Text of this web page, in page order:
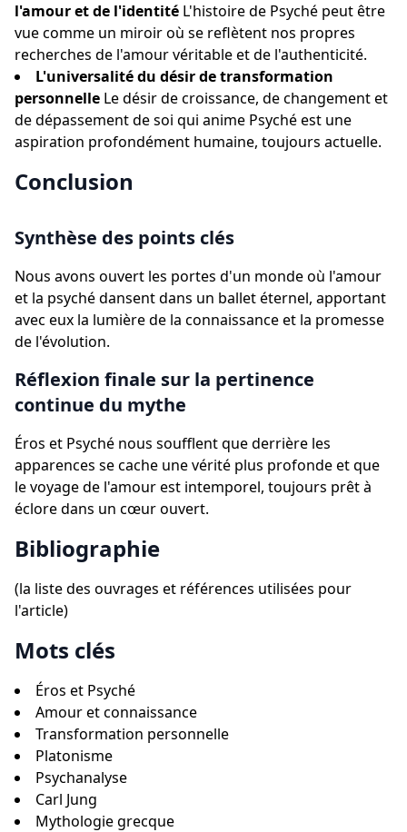
l'amour et de l'identité L'histoire de Psyché peut être
vue comme un miroir où se reflètent nos propres
recherches de l'amour véritable et de l'authenticité.
L'universalité du désir de transformation
personnelle Le désir de croissance, de changement et
de dépassement de soi qui anime Psyché est une
aspiration profondément humaine, toujours actuelle.
Conclusion
Synthèse des points clés
Nous avons ouvert les portes d'un monde où l'amour
et la psyché dansent dans un ballet éternel, apportant
avec eux la lumière de la connaissance et la promesse
de l'évolution.
Réflexion finale sur la pertinence
continue du mythe
Éros et Psyché nous soufflent que derrière les
apparences se cache une vérité plus profonde et que
le voyage de l'amour est intemporel, toujours prêt à
éclore dans un cœur ouvert.
Bibliographie
(la liste des ouvrages et références utilisées pour
l'article)
Mots clés
Éros et Psyché
Amour et connaissance
Transformation personnelle
Platonisme
Psychanalyse
Carl Jung
Mythologie grecque